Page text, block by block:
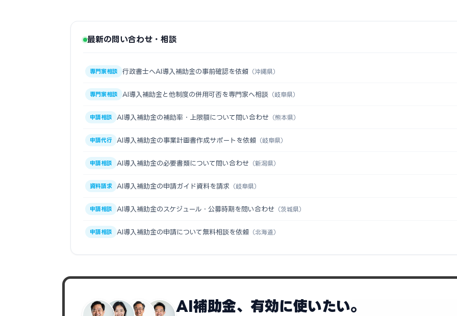
最新の問い合わせ・相談
専門家相談 行政書士へAI導入補助金の事前確認を依頼 （沖縄県）
専門家相談 AI導入補助金と他制度の併用可否を専門家へ相談 （岐阜県）
申請相談 AI導入補助金の補助率・上限額について問い合わせ （熊本県）
申請代行 AI導入補助金の事業計画書作成サポートを依頼 （岐阜県）
申請相談 AI導入補助金の必要書類について問い合わせ （新潟県）
資料請求 AI導入補助金の申請ガイド資料を請求 （岐阜県）
申請相談 AI導入補助金のスケジュール・公募時期を問い合わせ （茨城県）
申請相談 AI導入補助金の申請について無料相談を依頼 （北海道）
AI補助金、有効に使いたい。